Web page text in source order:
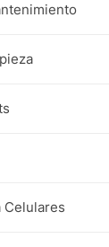
Celulares